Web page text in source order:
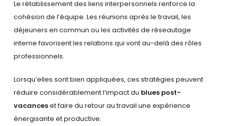
Le rétablissement des liens interpersonnels renforce la
cohésion de l’équipe. Les réunions après le travail, les
déjeuners en commun ou les activités de réseautage
interne favorisent les relations qui vont au-delà des rôles
professionnels.
Lorsqu’elles sont bien appliquées, ces stratégies peuvent
réduire considérablement l’impact du blues post-
vacanceset faire du retour au travail une expérience
énergisante et productive.